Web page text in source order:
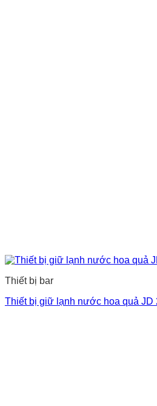
Thiết bị bar
Thiết bị giữ lạnh nước hoa quả JD